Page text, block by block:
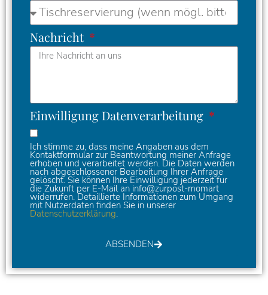
Nachricht
Einwilligung Datenverarbeitung
Ich stimme zu, dass meine Angaben aus dem
Kontaktformular zur Beantwortung meiner Anfrage
erhoben und verarbeitet werden. Die Daten werden
nach abgeschlossener Bearbeitung Ihrer Anfrage
gelöscht. Sie können Ihre Einwilligung jederzeit fur
die Zukunft per E-Mail an info@zurpost-momart
widerrufen. Detaillierte Informationen zum Umgang
mit Nutzerdaten finden Sie in unserer
Datenschutzerklärung.
ABSENDEN